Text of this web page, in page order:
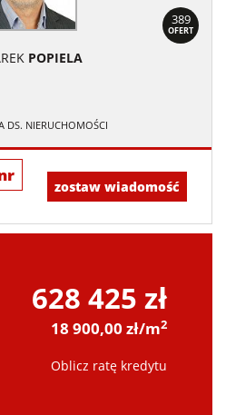
389
OFERT
POPIELA
DS. NIERUCHOMOŚCI
zostaw wiadomość
628 425 zł
18 900,00 zł/m2
Oblicz ratę kredytu